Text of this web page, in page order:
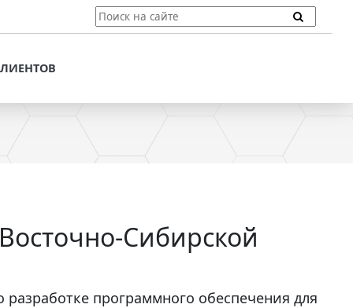
ПОДДЕРЖКА КЛИЕНТОВ
VT-CMF. СПРАВОЧНАЯ
КЛИЕНТОВ
Сибирской
программного обеспечения для